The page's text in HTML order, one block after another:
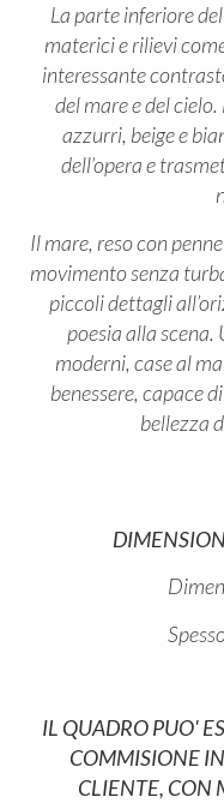
La parte inferiore
materici e rilievi
interessante
del mare e del
azzurri, beige e
dell’opera e
Il mare, reso con
movimento senza
piccoli dettagli
poesia alla
moderni, case al
benessere, capace
bellezza
IL QUADRO PUO'
COMMISIONE
CLIENTE, CON